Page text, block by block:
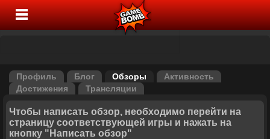
Профиль Блог Обзоры
Активность
Достижения
Трансляции
Чтобы написать обзор, необходимо перейти на
страницу соответствующей игры и нажать на
кнопку "Написать обзор"